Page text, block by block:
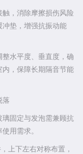
，消除摩擦损伤风险
垫，增强抗振动能
水平度、垂直度，确
，保障长期隔音节能
落
固定与发泡需兼顾抗
用需求。
上下左右对称布置，